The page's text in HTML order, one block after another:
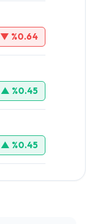
▼ %0.64
▲ %0.45
▲ %0.45